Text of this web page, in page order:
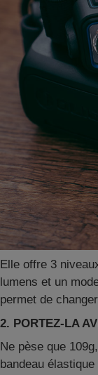
Elle offre 3
lumens et un
permet de
2. PORTEZ-LA
Ne pèse que
bandeau